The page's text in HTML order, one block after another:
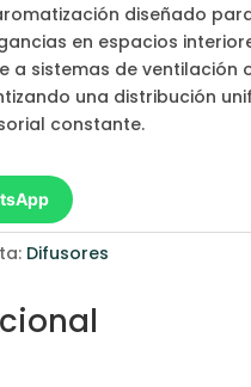
diseñado
en espacios
a sistemas de ventilación
una distribución
constante.
Difusores